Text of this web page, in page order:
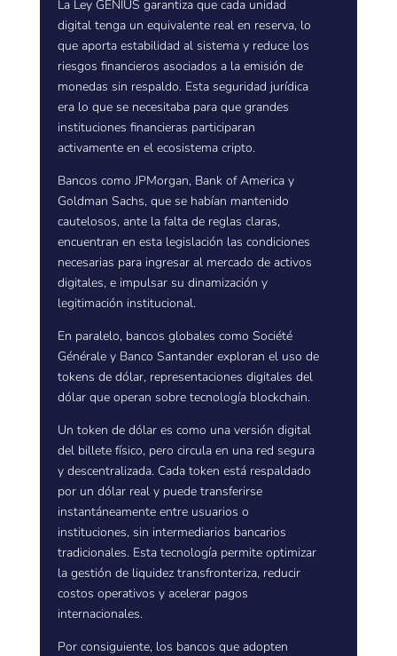
La Ley GENIUS garantiza que cada unidad
digital tenga un equivalente real en reserva, lo
que aporta estabilidad al sistema y reduce los
riesgos financieros asociados a la emisión de
monedas sin respaldo. Esta seguridad jurídica
era lo que se necesitaba para que grandes
instituciones financieras participaran
activamente en el ecosistema cripto.
Bancos como JPMorgan, Bank of America y
Goldman Sachs, que se habían mantenido
cautelosos, ante la falta de reglas claras,
encuentran en esta legislación las condiciones
necesarias para ingresar al mercado de activos
digitales, e impulsar su dinamización y
legitimación institucional.
En paralelo, bancos globales como Société
Générale y Banco Santander exploran el uso de
tokens de dólar, representaciones digitales del
dólar que operan sobre tecnología blockchain.
Un token de dólar es como una versión digital
del billete físico, pero circula en una red segura
y descentralizada. Cada token está respaldado
por un dólar real y puede transferirse
instantáneamente entre usuarios o
instituciones, sin intermediarios bancarios
tradicionales. Esta tecnología permite optimizar
la gestión de liquidez transfronteriza, reducir
costos operativos y acelerar pagos
internacionales.
Por consiguiente, los bancos que adopten